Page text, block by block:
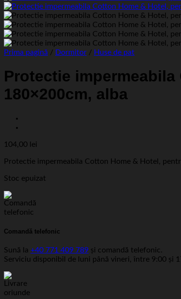
Prima pagină / Dormitor / Huse de pat
Protectie
180×200cm, alba
104,00 lei
Protectie impermeabila Cotton Home & Hotel,
Stoc epuizat
Comandă telefonic
Sună la +40 771 409 789 și comandă telefonic.
Serviciu disponibil de luni până vineri, între 9:00 și